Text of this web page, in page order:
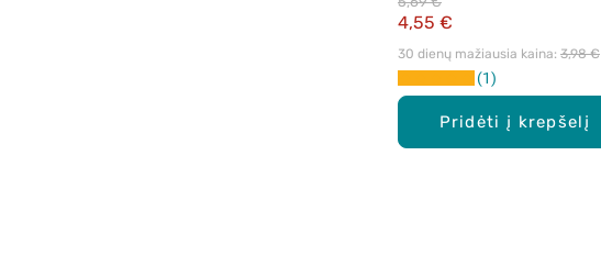
Pridėti į krepšelį
4,55 €
30 dienų mažiausia kaina: 3,98 €
1